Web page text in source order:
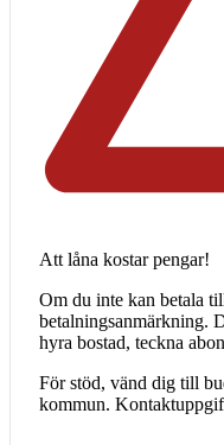
Att låna kostar pengar!
Om du inte kan betala
betalningsanmärkning.
hyra bostad, teckna
För stöd, vänd dig till
kommun.